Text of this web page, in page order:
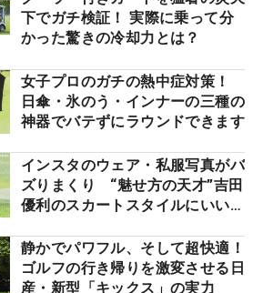
下でガチ検証！ 実際に乗って分
かった驚きの冷却力とは？
女子プロのガチの熱中症対策！
日傘・氷のう・インナーの三種の
神器でバテずにラウンドできます
インスタのウェア・私服写真がバ
ズりまくり “魅せ方の天才”吉田
優利のスカートスタイルにいい
静かでパワフル、そして超快適！
ゴルフの行き帰りを激変させる日
産・新型「キックス」の実力